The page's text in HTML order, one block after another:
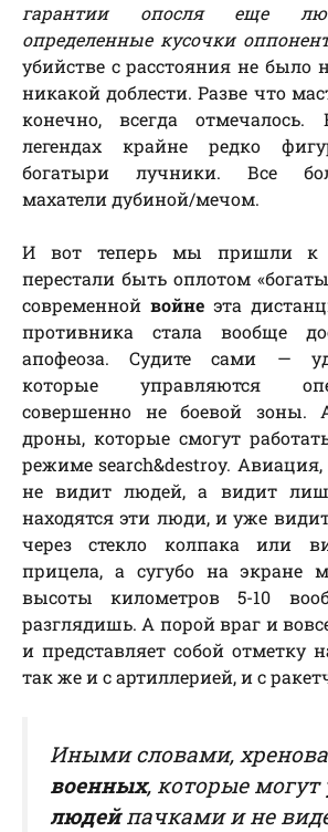
гарантии опосля еще
определенные кусочки
убийстве с расстояния не было
никакой доблести. Разве что
конечно, всегда
легендах крайне редко
богатыри лучники. Все
махатели дубиной/мечом.
И вот теперь мы пришли к
перестали быть оплотом
современной войне эта
противника стала вообще
апофеоза. Судите сами —
которые управляются
совершенно не боевой
дроны, которые смогут
режиме search&destroy. Авиация,
не видит людей, а видит
находятся эти люди, и уже
через стекло колпака или
прицела, а сугубо на экране
высоты километров 5-10
разглядишь. А порой враг и
и представляет собой отметку
так же и с артиллерией, и с
Иными словами,
военных, которые могут
людейпачками и не